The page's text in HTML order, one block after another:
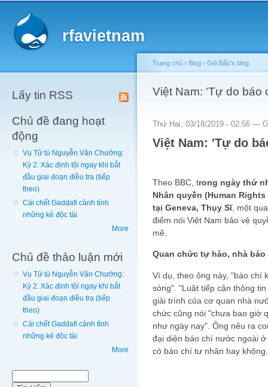
rfavietnam
Lấy tin RSS
Chủ đề đang hoạt
động
Vụ Tử tù Nguyễn Văn Chưởng:
Kỳ 2. Xác định tội ngay khi bắt
đầu giai đoạn điều tra (tiếp
theo)
Cái chết Gaddafi cảnh tỉnh
những kẻ độc tài
More
Chủ đề thảo luận mới
Vụ Tử tù Nguyễn Văn Chưởng:
Kỳ 2. Xác định tội ngay khi bắt
đầu giai đoạn điều tra (tiếp
theo)
Cái chết Gaddafi cảnh tỉnh
những kẻ độc tài
More
You are here
Trang chủ › Blog › Gió Bấc's blog
Việt Nam: 'Tự do báo
Thứ Hai, 03/18/2019 - 02:56 —
Việt Nam: 'Tự do
Theo BBC, trong ngày thứ
Nhân quyền (Human
tại Geneva, Thụy Sĩ, một
điểm nói Việt Nam bảo vệ
mẽ.
Quan chức tự hào, nhà
Ví dụ, theo ông này, "báo chí
sóng". "Luật tiếp cận thông
giải trình của cơ quan nhà
chức cũng nói "chưa bao giờ
như ngày nay". Ông nêu ra
đại diện báo chí nước ngoài
có báo chí tư nhân hay